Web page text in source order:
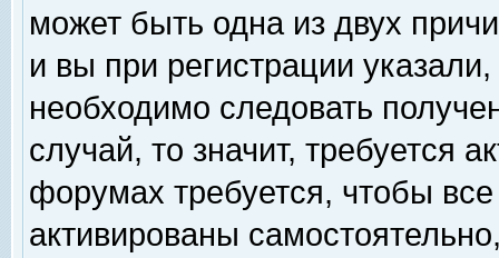
может быть одна из двух
и вы при регистрации
необходимо следовать
случай, то значит, требуется
форумах требуется, чтобы
активированы